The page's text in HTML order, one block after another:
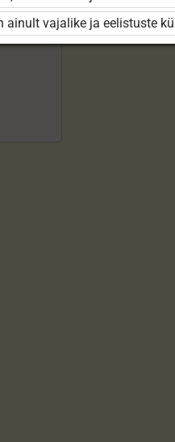
ainult vajalike ja eelistuste